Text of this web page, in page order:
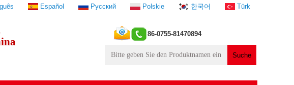
86-0755-81470894
Español Русский Polskie 한국어 Türk